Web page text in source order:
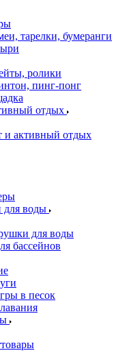
тарелки, бумеранги
ролики
пинг-понг
отдых
и активный отдых
для воды
для воды
бассейнов
в песок